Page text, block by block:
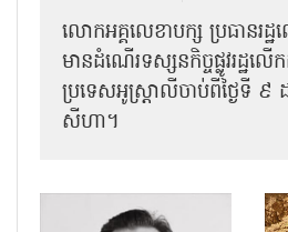
លោកអគ្គលេខាបក្ស ប្រធានរ
មានដំណើរទស្សនកិច្ចផ្លូវរដ្ឋល
ប្រទេសអូស្ត្រាលីចាប់ពីថ្ងៃទី ៩
សីហា។